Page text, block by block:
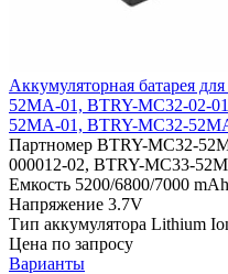
Аккумуляторная батарея
52MA-01, BTRY-MC32-02-
52MA-01, BTRY-MC32-
Партномер BTRY-MC32-
000012-02, BTRY-MC33-
Емкость 5200/6800/7000 mAh
Напряжение 3.7V
Тип аккумулятора Lithium
Цена по запросу
Варианты